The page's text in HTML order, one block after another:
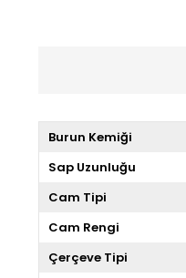
Burun Kemiği
Sap Uzunluğu
Cam Tipi
Cam Rengi
Çerçeve Tipi